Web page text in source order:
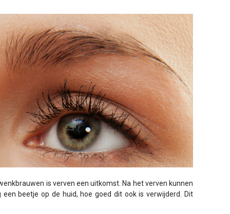
is verven een uitkomst. Na het verven kunnen
beetje op de huid, hoe goed dit ook is verwijderd. Dit